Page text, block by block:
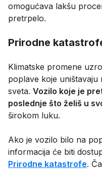
omogućava lakšu
pretrpelo.
Prirodne
Klimatske promene
poplave koje uništavaju
sveta. Vozilo koje je
poslednje što želiš u
širokom luku.
Ako je vozilo bilo na
informacija će biti
Prirodne katastrofe.